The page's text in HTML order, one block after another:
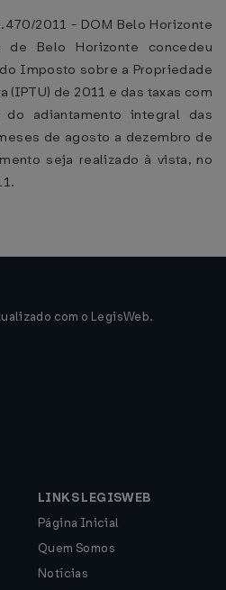
2011 - DOM Belo Horizonte
de Belo Horizonte concedeu
Imposto sobre a Propriedade
(IPTU) de 2011 e das taxas com
adiantamento integral das
de agosto a dezembro de
seja realizado à vista, no
com o LegisWeb.
LINKS LEGISWEB
Página Inicial
Quem Somos
Notícias